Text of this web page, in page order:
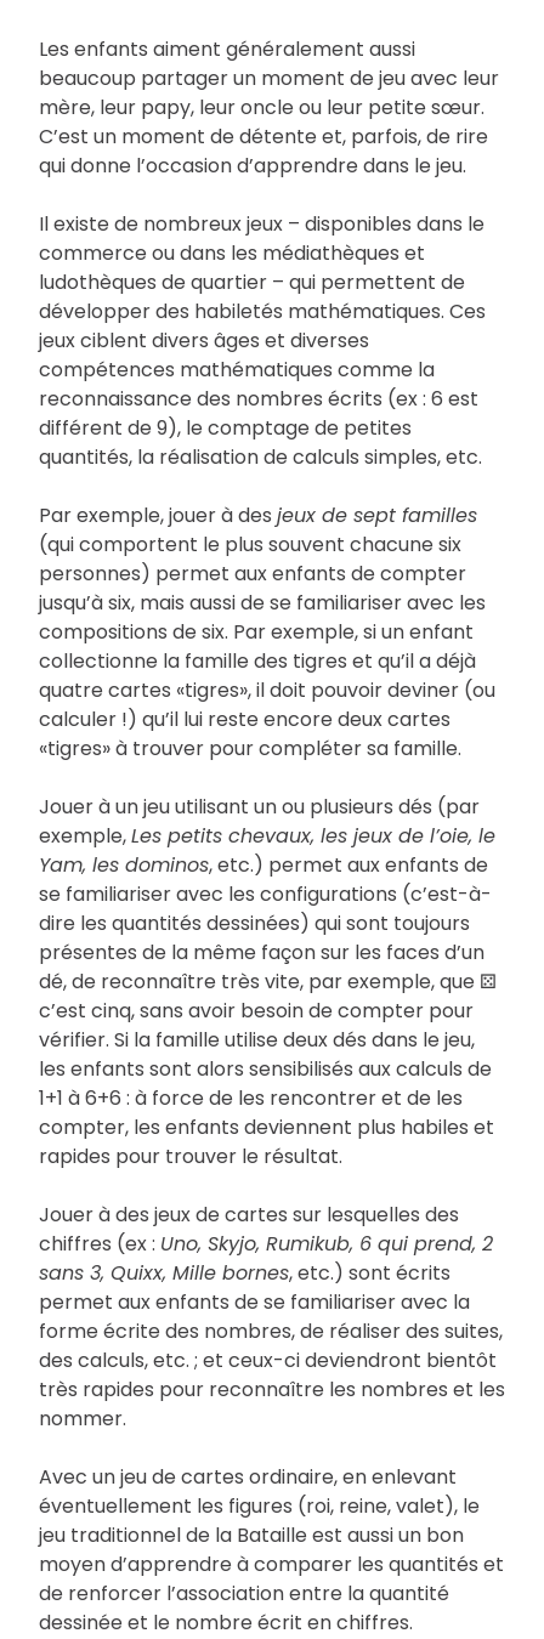
Les enfants aiment généralement aussi
beaucoup partager un moment de jeu avec leur
mère, leur papy, leur oncle ou leur petite sœur.
C’est un moment de détente et, parfois, de rire
qui donne l’occasion d’apprendre dans le jeu.
Il existe de nombreux jeux – disponibles dans le
commerce ou dans les médiathèques et
ludothèques de quartier – qui permettent de
développer des habiletés mathématiques. Ces
jeux ciblent divers âges et diverses
compétences mathématiques comme la
reconnaissance des nombres écrits (ex : 6 est
différent de 9), le comptage de petites
quantités, la réalisation de calculs simples, etc.
Par exemple, jouer à des jeux de sept familles
(qui comportent le plus souvent chacune six
personnes) permet aux enfants de compter
jusqu’à six, mais aussi de se familiariser avec les
compositions de six. Par exemple, si un enfant
collectionne la famille des tigres et qu’il a déjà
quatre cartes «tigres», il doit pouvoir deviner (ou
calculer !) qu’il lui reste encore deux cartes
«tigres» à trouver pour compléter sa famille.
Jouer à un jeu utilisant un ou plusieurs dés (par
exemple,Les petits chevaux, les jeux de l’oie, le
Yam, les dominos, etc.) permet aux enfants de
se familiariser avec les configurations (c’est-à-
dire les quantités dessinées) qui sont toujours
présentes de la même façon sur les faces d’un
dé, de reconnaître très vite, par exemple, que ⚄
c’est cinq, sans avoir besoin de compter pour
vérifier. Si la famille utilise deux dés dans le jeu,
les enfants sont alors sensibilisés aux calculs de
1+1 à 6+6 : à force de les rencontrer et de les
compter, les enfants deviennent plus habiles et
rapides pour trouver le résultat.
Jouer à des jeux de cartes sur lesquelles des
chiffres (ex : Uno, Skyjo, Rumikub, 6 qui prend, 2
sans 3, Quixx, Mille bornes, etc.) sont écrits
permet aux enfants de se familiariser avec la
forme écrite des nombres, de réaliser des suites,
des calculs, etc. ; et ceux-ci deviendront bientôt
très rapides pour reconnaître les nombres et les
nommer.
Avec un jeu de cartes ordinaire, en enlevant
éventuellement les figures (roi, reine, valet), le
jeu traditionnel de la Bataille est aussi un bon
moyen d’apprendre à comparer les quantités et
de renforcer l’association entre la quantité
dessinée et le nombre écrit en chiffres.